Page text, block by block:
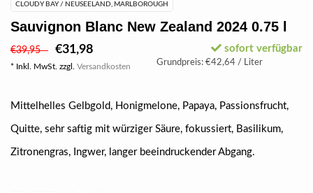
CLOUDY BAY / NEUSEELAND, MARLBOROUGH
Sauvignon Blanc New Zealand 2024 0.75 l
€39,95 €31,98
* Inkl. MwSt. zzgl. Versandkosten
sofort verfügbar
Grundpreis: €42,64 / Liter
Mittelhelles Gelbgold, Honigmelone, Papaya, Passionsfrucht,
Quitte, sehr saftig mit würziger Säure, fokussiert, Basilikum,
Zitronengras, Ingwer, langer beeindruckender Abgang.